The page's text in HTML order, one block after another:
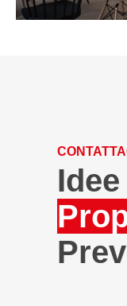
Idee